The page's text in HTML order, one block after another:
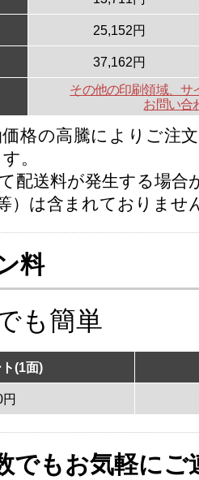
25,152円
37,162円
その他の印刷領域、サ
お問い合
格の高騰によりご注
。
配送料が発生する場合
）は含まれておりませ
料
も簡単
(1面)
でもお気軽にご